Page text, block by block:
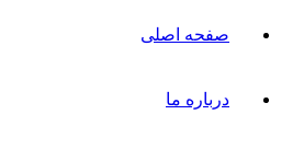
صفحه اصلی
درباره ما